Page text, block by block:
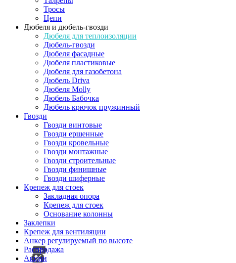
Тросы
Цепи
Дюбеля и дюбель-гвозди
Дюбеля для теплоизоляции
Дюбель-гвозди
Дюбеля фасадные
Дюбеля пластиковые
Дюбеля для газобетона
Дюбель Driva
Дюбеля Molly
Дюбель Бабочка
Дюбель крючок пружинный
Гвозди
Гвозди винтовые
Гвозди ершенные
Гвозди кровельные
Гвозди монтажные
Гвозди строительные
Гвозди финишные
Гвозди шиферные
Крепеж для стоек
Закладная опора
Крепеж для стоек
Основание колонны
Заклепки
Крепеж для вентиляции
Анкер регулируемый по высоте
Распродажа
Акции